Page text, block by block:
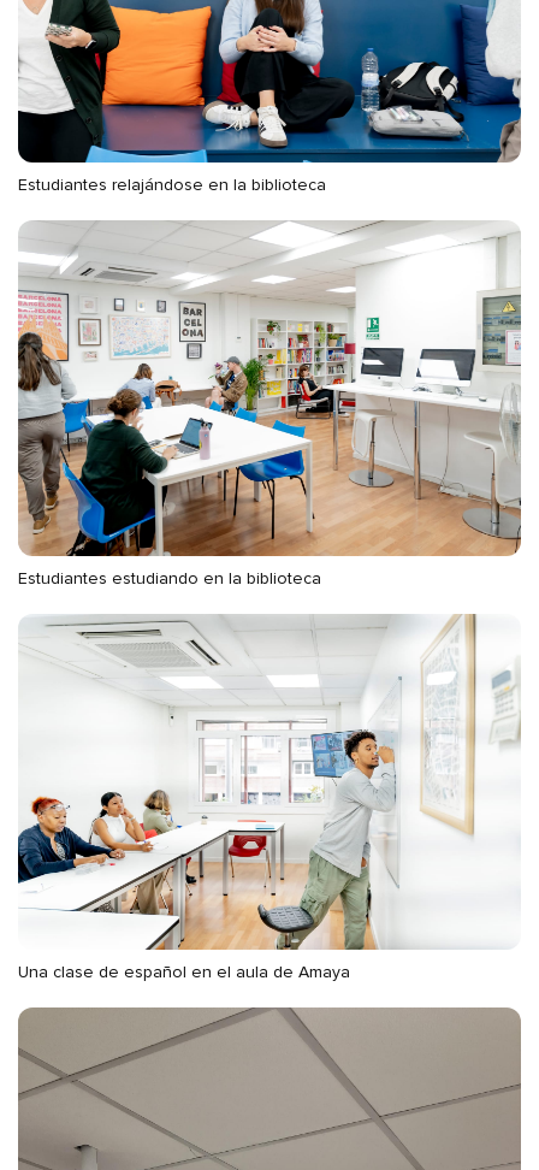
Estudiantes relajándose en la biblioteca
Estudiantes estudiando en la biblioteca
Una clase de español en el aula de Amaya